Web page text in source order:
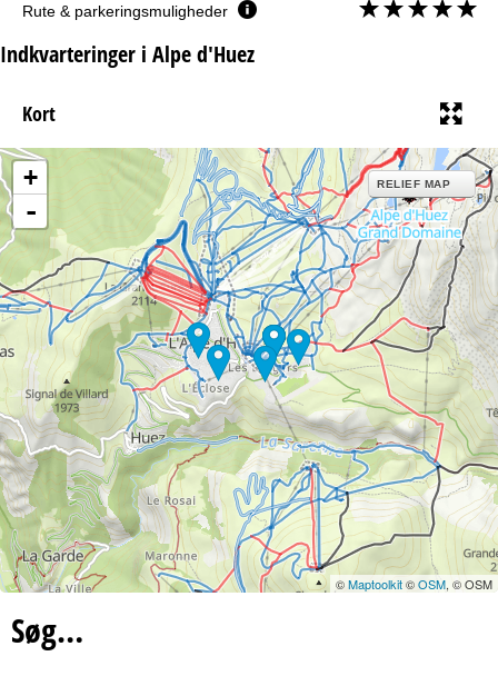
Rute & parkeringsmuligheder
Indkvarteringer i Alpe d'Huez
Kort
+
-
RELIEF MAP
©Maptoolkit©OSM, © OSM
Søg…